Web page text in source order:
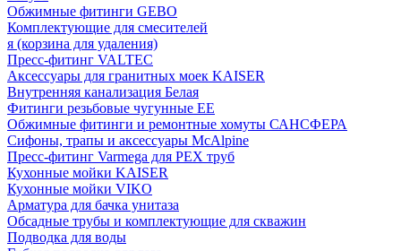
Обжимные фитинги GEBO
Комплектующие для смесителей
я (корзина для удаления)
Пресс-фитинг VALTEC
Аксессуары для гранитных моек KAISER
Внутренняя канализация Белая
Фитинги резьбовые чугунные EE
Обжимные фитинги и ремонтные хомуты САНСФЕРА
Сифоны, трапы и аксессуары McAlpine
Пресс-фитинг Varmega для PEX труб
Кухонные мойки KAISER
Кухонные мойки VIKO
Арматура для бачка унитаза
Обсадные трубы и комплектующие для скважин
Подводка для воды